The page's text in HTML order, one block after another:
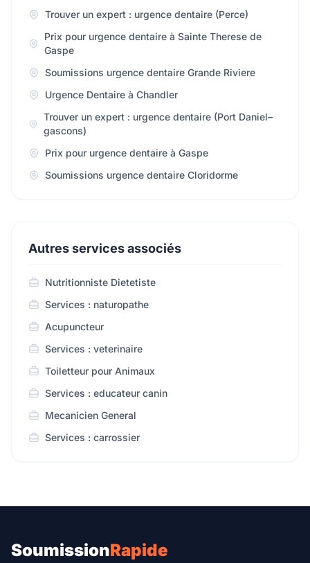
Trouver un expert : urgence dentaire (Perce)
Prix pour urgence dentaire à Sainte Therese de
Gaspe
Soumissions urgence dentaire Grande Riviere
Urgence Dentaire à Chandler
Trouver un expert : urgence dentaire (Port Daniel–
gascons)
Prix pour urgence dentaire à Gaspe
Soumissions urgence dentaire Cloridorme
Autres services associés
Nutritionniste Dietetiste
Services : naturopathe
Acupuncteur
Services : veterinaire
Toiletteur pour Animaux
Services : educateur canin
Mecanicien General
Services : carrossier
SoumissionRapide